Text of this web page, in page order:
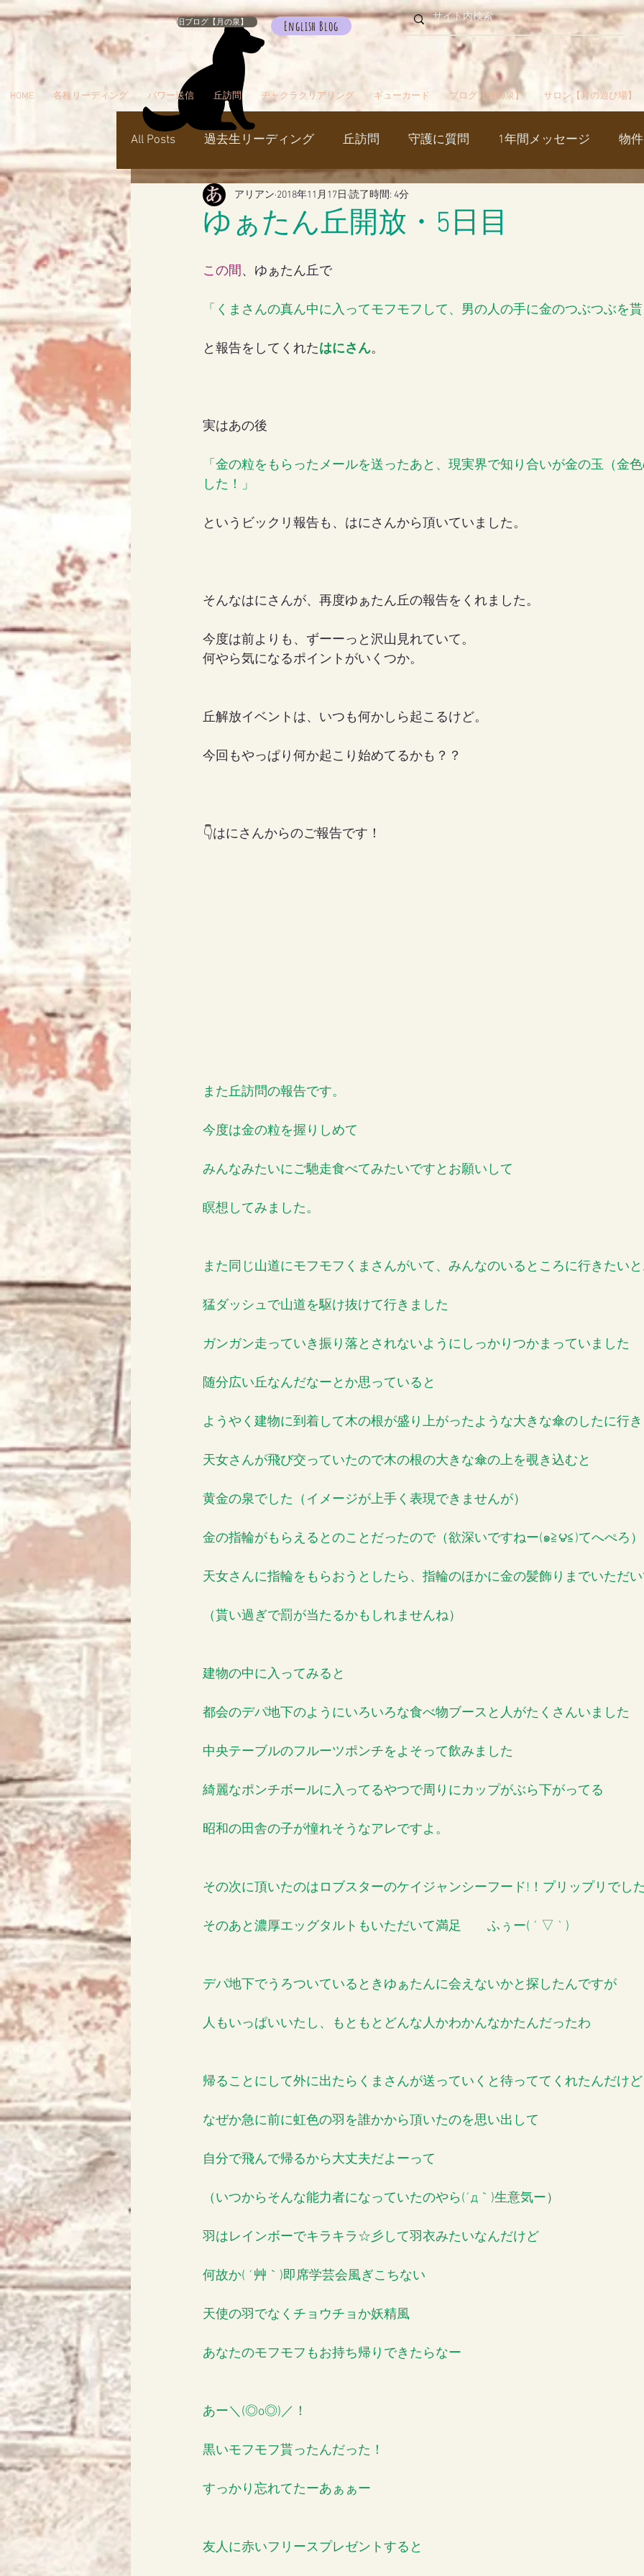
旧ブログ【月の泉】 English Blog
HOME 各種リーディング パワー送信 丘訪問 チャクラクリアリング ギューカード ブログ【月の泉】 サロン【月の遊び場】
All Posts 過去生リーディング 丘訪問 守護に質問 1年間メッセージ 物
パワー送信 冥界 天国 カルマパターン
ダンスミュア 覚醒／毒出し 妊娠・出産・不妊 斉木のじいさ
ゆぁたん丘開放・5日目
アリアン 2018年11月17日 読了時間: 4分
この間、ゆぁたん丘で
「くまさんの真ん中に入ってモフモフして、男の人の手に金のつぶつぶを
と報告をしてくれたはにさん。
実はあの後
「金の粒をもらったメールを送ったあと、現実界で知り合いが金の玉（金
した！」
というビックリ報告も、はにさんから頂いていました。
そんなはにさんが、再度ゆぁたん丘の報告をくれました。
今度は前よりも、ずーーっと沢山見れていて。
何やら気になるポイントがいくつか。
丘解放イベントは、いつも何かしら起こるけど。
今回もやっぱり何か起こり始めてるかも？？
👇はにさんからのご報告です！
また丘訪問の報告です。
今度は金の粒を握りしめて
みんなみたいにご馳走食べてみたいですとお願いして
瞑想してみました。
また同じ山道にモフモフくまさんがいて、みんなのいるところに行きたい
猛ダッシュで山道を駆け抜けて行きました
ガンガン走っていき振り落とされないようにしっかりつかまっていました
随分広い丘なんだなーとか思っていると
ようやく建物に到着して木の根が盛り上がったような大きな傘のしたに行
天女さんが飛び交っていたので木の根の大きな傘の上を覗き込むと
黄金の泉でした（イメージが上手く表現できませんが）
金の指輪がもらえるとのことだったので（欲深いですねー(๑≧౪≦)てへぺろ）
天女さんに指輪をもらおうとしたら、指輪のほかに金の髪飾りまでいただ
（貰い過ぎで罰が当たるかもしれませんね）
建物の中に入ってみると
都会のデパ地下のようにいろいろな食べ物ブースと人がたくさんいました
中央テーブルのフルーツポンチをよそって飲みました
綺麗なポンチボールに入ってるやつで周りにカップがぶら下がってる
昭和の田舎の子が憧れそうなアレですよ。
その次に頂いたのはロブスターのケイジャンシーフード!！プリップリでし
そのあと濃厚エッグタルトもいただいて満足　　ふぅー( ´ ▽ ` )
デパ地下でうろついているときゆぁたんに会えないかと探したんですが
人もいっぱいいたし、もともとどんな人かわかんなかたんだったわ
帰ることにして外に出たらくまさんが送っていくと待っててくれたんだけど
なぜか急に前に虹色の羽を誰かから頂いたのを思い出して
自分で飛んで帰るから大丈夫だよーって
（いつからそんな能力者になっていたのやら(´д｀)生意気ー）
羽はレインボーでキラキラ☆彡して羽衣みたいなんだけど
何故か( ´艸｀)即席学芸会風ぎこちない
天使の羽でなくチョウチョか妖精風
あなたのモフモフもお持ち帰りできたらなー
あー＼(◎o◎)／！
黒いモフモフ貰ったんだった！
すっかり忘れてたーあぁぁー
友人に赤いフリースプレゼントすると